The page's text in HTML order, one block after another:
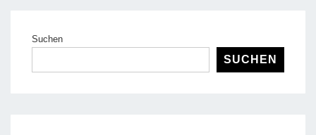
Suchen
SUCHEN